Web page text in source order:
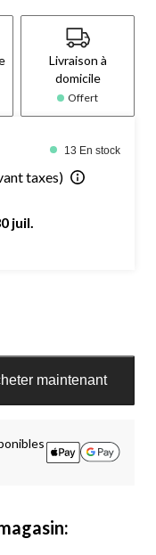
Livraison à
domicile
Offert
13 En stock
taxes)
juil.
maintenant